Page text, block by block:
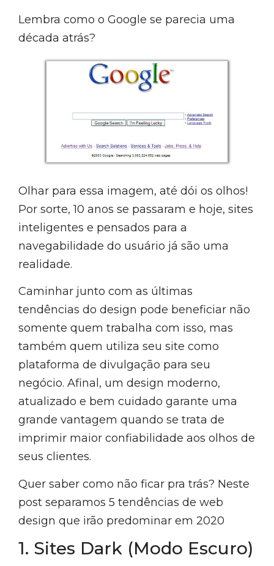
Lembra como o Google se parecia uma
década atrás?
Olhar para essa imagem, até dói os olhos!
Por sorte, 10 anos se passaram e hoje, sites
inteligentes e pensados para a
navegabilidade do usuário já são uma
realidade.
Caminhar junto com as últimas
tendências do design pode beneficiar não
somente quem trabalha com isso, mas
também quem utiliza seu site como
plataforma de divulgação para seu
negócio. Afinal, um design moderno,
atualizado e bem cuidado garante uma
grande vantagem quando se trata de
imprimir maior confiabilidade aos olhos de
seus clientes.
Quer saber como não ficar pra trás? Neste
post separamos 5 tendências de web
design que irão predominar em 2020
1. Sites Dark (Modo Escuro)